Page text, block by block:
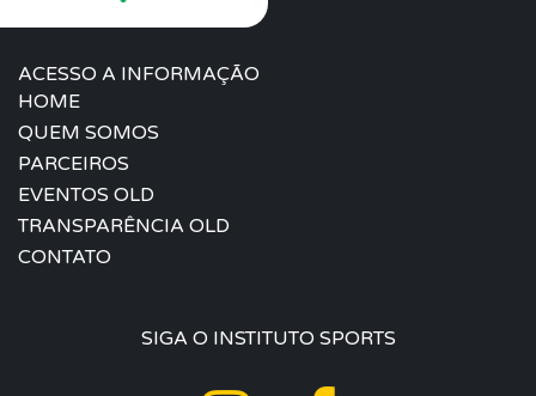
ACESSO A INFORMAÇÃO
HOME
QUEM SOMOS
PARCEIROS
EVENTOS OLD
TRANSPARÊNCIA OLD
CONTATO
SIGA O INSTITUTO SPORTS